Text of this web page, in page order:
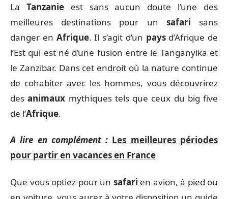
La Tanzanieest sans aucun doute l’une des
meilleures destinations pour un safari sans
danger en Afrique. Il s’agit d’un paysd’Afrique de
l’Est qui est né d’une fusion entre le Tanganyika et
le Zanzibar. Dans cet endroit où la nature continue
de cohabiter avec les hommes, vous découvrirez
desanimaux mythiques tels que ceux du big five
de l’Afrique.
A lire en complément : Les meilleures périodes
pour partir en vacances en France
Que vous optiez pour un safari en avion, à pied ou